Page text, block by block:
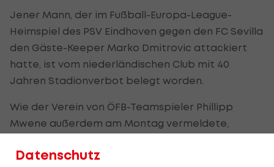
Jener Mann, der im Fußball-Europa-League-
Heimspiel des PSV Eindhoven gegen den FC Sevilla
den Gäste-Keeper Marko Dmitrovic attackiert
hatte, ist vom niederländischen Club mit 40
Jahren Stadionverbot belegt worden.
Wie der Verein von ÖFB-Teamspieler Phillipp
Mwene außerdem am Montag vermeldete,
Jährigen stellen.
Datenschutz